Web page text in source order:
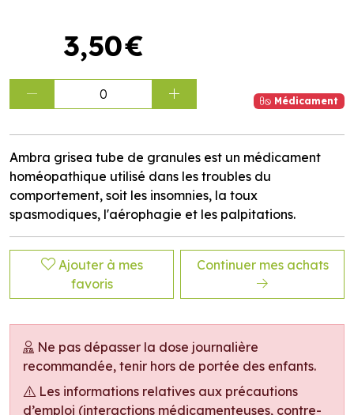
3,50€
0 Médicament
Ambra grisea tube de granules est un médicament
homéopathique utilisé dans les troubles du
comportement, soit les insomnies, la toux
spasmodiques, l'aérophagie et les palpitations.
Ajouter à mes
favoris
Continuer mes achats
Ne pas dépasser la dose journalière
recommandée, tenir hors de portée des enfants.
Les informations relatives aux précautions
d’emploi (interactions médicamenteuses, contre-